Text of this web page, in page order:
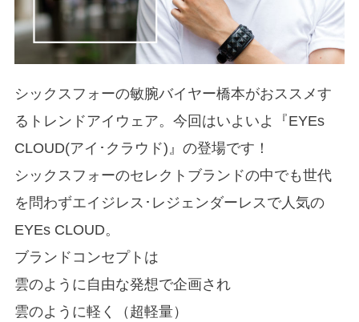
シックスフォーの敏腕バイヤー橋本がおススメす
るトレンドアイウェア。今回はいよいよ『EYEs
CLOUD(アイ･クラウド)』の登場です！
シックスフォーのセレクトブランドの中でも世代
を問わずエイジレス･レジェンダーレスで人気の
EYEs CLOUD。
ブランドコンセプトは
雲のように自由な発想で企画され
雲のように軽く（超軽量）